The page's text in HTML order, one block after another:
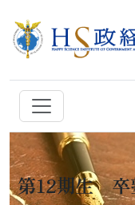
第12期生 卒